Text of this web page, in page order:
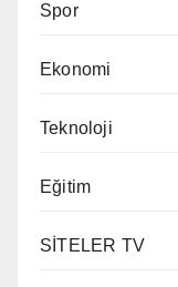
Spor
Ekonomi
Teknoloji
Eğitim
SİTELER TV